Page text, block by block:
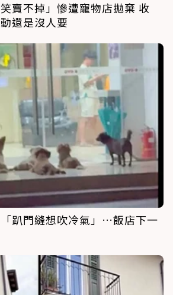
賣不掉」慘遭寵物店拋棄 收
還是沒人要
趴門縫想吹冷氣」…飯店下一